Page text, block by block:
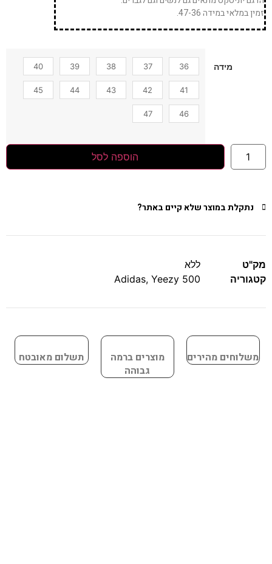
זמין במלאי במידה 47-36.
מידה 36
37
38
39
40
41
42
43
44
45
46
47
הוספה לסל
נתקלת במוצר שלא קיים באתר?
מק"ט
ללא
קטגוריה
Adidas, Yeezy 500
משלוחים מהירים
מוצרים ברמה
גבוהה
תשלום מאובטח